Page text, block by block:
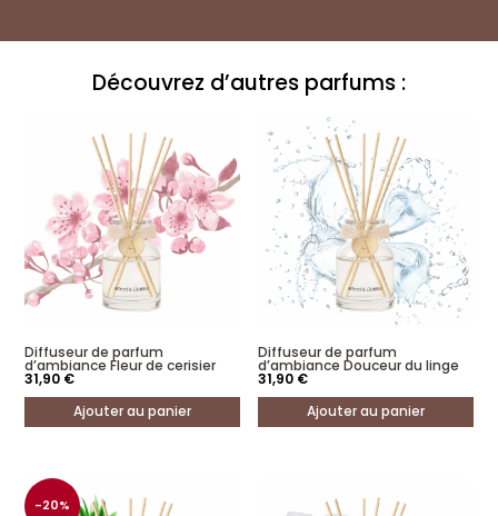
Découvrez d’autres parfums :
Diffuseur de parfum
d’ambiance Fleur de cerisier
31,90 €
Ajouter au panier
Diffuseur de parfum
d’ambiance Douceur du linge
31,90 €
Ajouter au panier
-20%